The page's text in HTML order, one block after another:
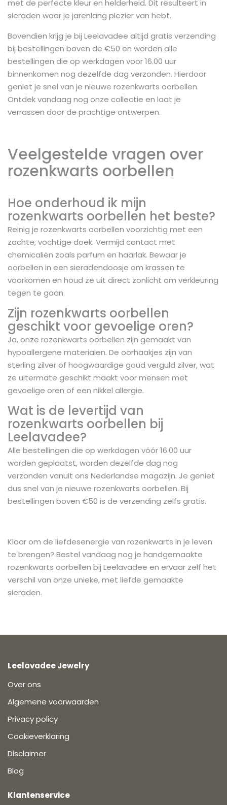
met de perfecte kleur en helderheid. Dit resulteert in
sieraden waar je jarenlang plezier van hebt.
Bovendien krijg je bij Leelavadee altijd gratis verzending
bij bestellingen boven de €50 en worden alle
bestellingen die op werkdagen voor 16.00 uur
binnenkomen nog dezelfde dag verzonden. Hierdoor
geniet je snel van je nieuwe rozenkwarts oorbellen.
Ontdek vandaag nog onze collectie en laat je
verrassen door de prachtige ontwerpen.
Veelgestelde vragen over
rozenkwarts oorbellen
Hoe onderhoud ik mijn
rozenkwarts oorbellen het beste?
Reinig je rozenkwarts oorbellen voorzichtig met een
zachte, vochtige doek. Vermijd contact met
chemicaliën zoals parfum en haarlak. Bewaar je
oorbellen in een sieradendoosje om krassen te
voorkomen en houd ze uit direct zonlicht om verkleuring
tegen te gaan.
Zijn rozenkwarts oorbellen
geschikt voor gevoelige oren?
Ja, onze rozenkwarts oorbellen zijn gemaakt van
hypoallergene materialen. De oorhaakjes zijn van
sterling zilver of hoogwaardige goud verguld zilver, wat
ze uitermate geschikt maakt voor mensen met
gevoelige oren of een nikkel allergie.
Wat is de levertijd van
rozenkwarts oorbellen bij
Leelavadee?
Alle bestellingen die op werkdagen vóór 16.00 uur
worden geplaatst, worden dezelfde dag nog
verzonden vanuit ons Nederlandse magazijn. Je geniet
dus snel van je nieuwe rozenkwarts oorbellen. Bij
bestellingen boven €50 is de verzending zelfs gratis.
Klaar om de liefdesenergie van rozenkwarts in je leven
te brengen? Bestel vandaag nog je handgemaakte
rozenkwarts oorbellen bij Leelavadee en ervaar zelf het
verschil van onze unieke, met liefde gemaakte
sieraden.
Leelavadee Jewelry
Over ons
Algemene voorwaarden
Privacy policy
Cookieverklaring
Disclaimer
Blog
Klantenservice